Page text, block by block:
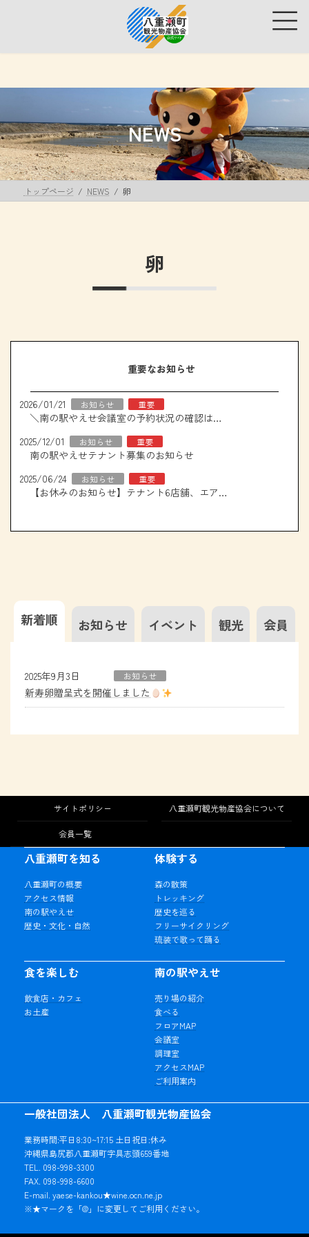
ス
プ
ン
動
NEWS
トップページ NEWS 卵
卵
重要なお知らせ
2026/01/21 お知らせ 重要
＼南の駅やえせ会議室の予約状況の確認はこちら！／
2025/12/01
お知らせ 重要
南の駅やえせテナント募集のお知らせ
2025/06/24
お知らせ 重要
【お休みのお知らせ】テナント6店舗、エアコン取り換え工事について
新着順 お知らせ イベント 観光 会員
2025年9月3日 お知らせ
新寿卵贈呈式を開催しました
サイトポリシー 八重瀬町観光物産協会について
会員一覧
一般社団法人 八重瀬町観光物産協会
業務時間:平日8:30~17:15 土日祝日:休み
沖縄県島尻郡八重瀬町字具志頭659番地
TEL. 098-998-3300
FAX. 098-998-6600
E-mail. yaese-kankou★wine.ocn.ne.jp
※★マークを「@」に変更してご利用ください。
八重瀬町を知る
八重瀬町の概要
アクセス情報
南の駅やえせ
歴史・文化・自然
体験する
森の散策
トレッキング
歴史を巡る
フリーサイクリング
琉装で歌って踊る
食を楽しむ
飲食店・カフェ
お土産
南の駅やえせ
売り場の紹介
食べる
フロアMAP
会議室
調理室
アクセスMAP
ご利用案内